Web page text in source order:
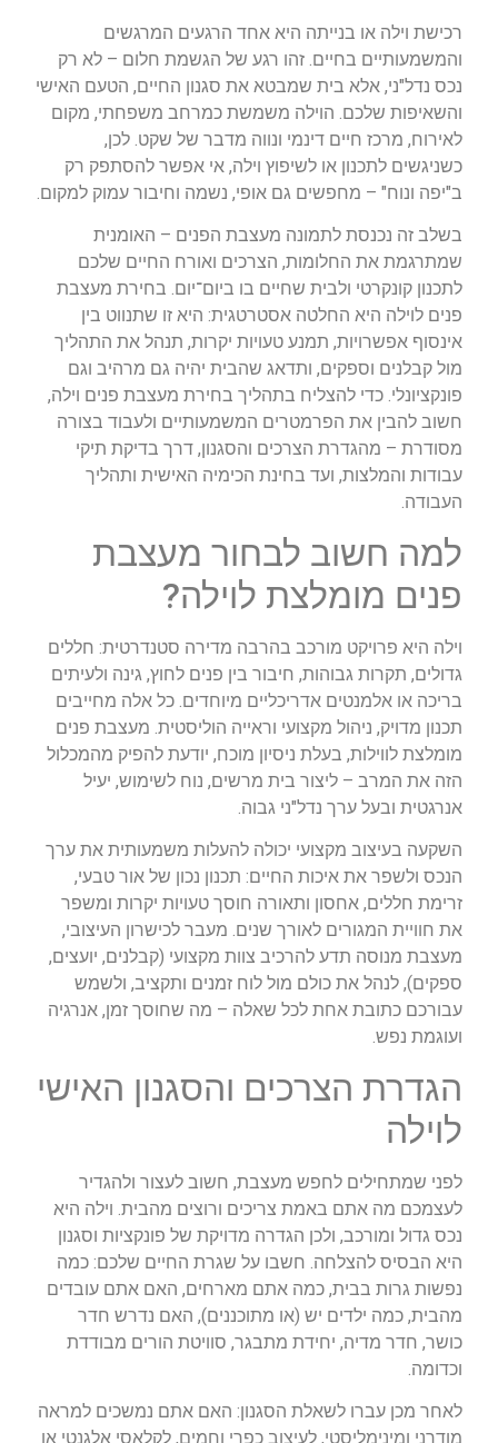
רכישת וילה או בנייתה היא אחד הרגעים המרגשים
והמשמעותיים בחיים. זהו רגע של הגשמת חלום – לא רק
נכס נדל"ני, אלא בית שמבטא את סגנון החיים, הטעם האישי
והשאיפות שלכם. הוילה משמשת כמרחב משפחתי, מקום
לאירוח, מרכז חיים דינמי ונווה מדבר של שקט. לכן,
כשניגשים לתכנון או לשיפוץ וילה, אי אפשר להסתפק רק
ב"יפה ונוח" – מחפשים גם אופי, נשמה וחיבור עמוק למקום.
בשלב זה נכנסת לתמונה מעצבת הפנים – האומנית
שמתרגמת את החלומות, הצרכים ואורח החיים שלכם
לתכנון קונקרטי ולבית שחיים בו ביום־יום. בחירת מעצבת
פנים לוילה היא החלטה אסטרטגית: היא זו שתנווט בין
אינסוף אפשרויות, תמנע טעויות יקרות, תנהל את התהליך
מול קבלנים וספקים, ותדאג שהבית יהיה גם מרהיב וגם
פונקציונלי. כדי להצליח בתהליך בחירת מעצבת פנים וילה,
חשוב להבין את הפרמטרים המשמעותיים ולעבוד בצורה
מסודרת – מהגדרת הצרכים והסגנון, דרך בדיקת תיקי
עבודות והמלצות, ועד בחינת הכימיה האישית ותהליך
העבודה.
למה חשוב לבחור מעצבת
פנים מומלצת לוילה?
וילה היא פרויקט מורכב בהרבה מדירה סטנדרטית: חללים
גדולים, תקרות גבוהות, חיבור בין פנים לחוץ, גינה ולעיתים
בריכה או אלמנטים אדריכליים מיוחדים. כל אלה מחייבים
תכנון מדויק, ניהול מקצועי וראייה הוליסטית. מעצבת פנים
מומלצת לווילות, בעלת ניסיון מוכח, יודעת להפיק מהמכלול
הזה את המרב – ליצור בית מרשים, נוח לשימוש, יעיל
אנרגטית ובעל ערך נדל"ני גבוה.
השקעה בעיצוב מקצועי יכולה להעלות משמעותית את ערך
הנכס ולשפר את איכות החיים: תכנון נכון של אור טבעי,
זרימת חללים, אחסון ותאורה חוסך טעויות יקרות ומשפר
את חוויית המגורים לאורך שנים. מעבר לכישרון העיצובי,
מעצבת מנוסה תדע להרכיב צוות מקצועי (קבלנים, יועצים,
ספקים), לנהל את כולם מול לוח זמנים ותקציב, ולשמש
עבורכם כתובת אחת לכל שאלה – מה שחוסך זמן, אנרגיה
ועוגמת נפש.
הגדרת הצרכים והסגנון האישי
לוילה
לפני שמתחילים לחפש מעצבת, חשוב לעצור ולהגדיר
לעצמכם מה אתם באמת צריכים ורוצים מהבית. וילה היא
נכס גדול ומורכב, ולכן הגדרה מדויקת של פונקציות וסגנון
היא הבסיס להצלחה. חשבו על שגרת החיים שלכם: כמה
נפשות גרות בבית, כמה אתם מארחים, האם אתם עובדים
מהבית, כמה ילדים יש (או מתוכננים), האם נדרש חדר
כושר, חדר מדיה, יחידת מתבגר, סוויטת הורים מבודדת
וכדומה.
לאחר מכן עברו לשאלת הסגנון: האם אתם נמשכים למראה
מודרני ומינימליסטי, לעיצוב כפרי וחמים, לקלאסי אלגנטי או